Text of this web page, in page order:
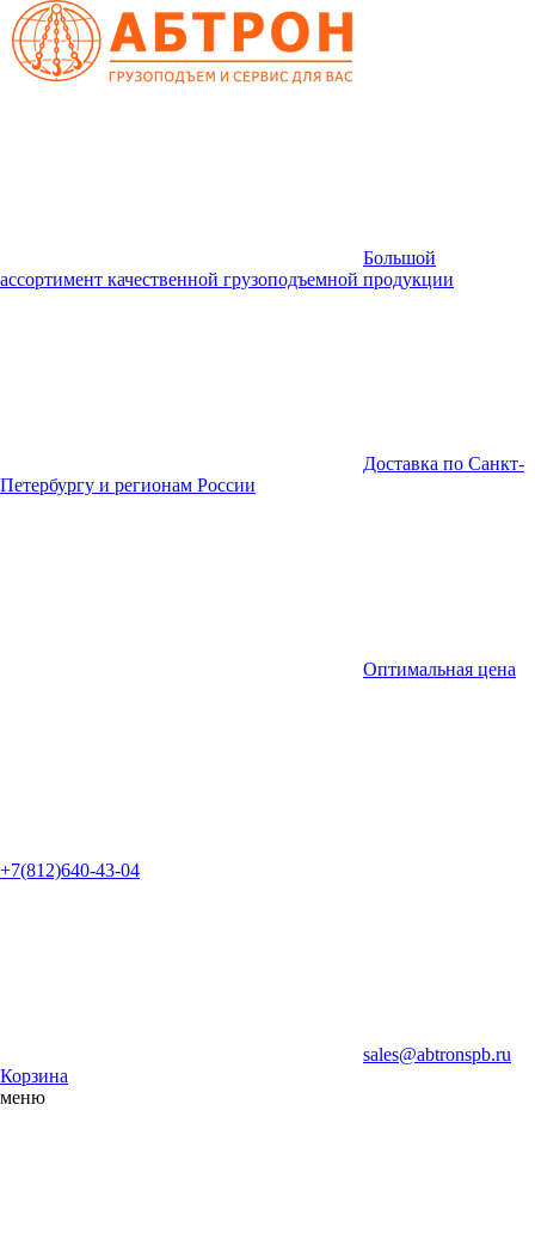
Большой
ассортимент качественной грузоподъемной продукции
Доставка по Санкт-
Петербургу и регионам России
Оптимальная цена
+7(812)640-43-04
sales@abtronspb.ru
Корзина
меню